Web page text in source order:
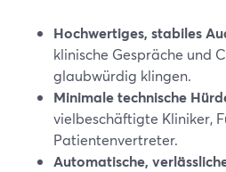
Hochwertiges, stabiles
klinische Gespräche und
glaubwürdig klingen.
Minimale technische
vielbeschäftigte Kliniker,
Patientenvertreter.
Automatische,